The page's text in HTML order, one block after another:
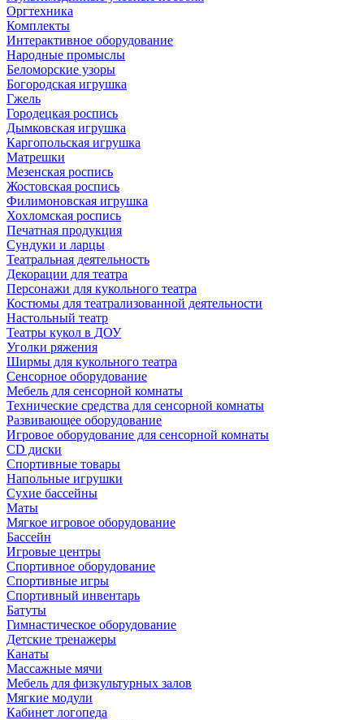
Оргтехника
Комплекты
Интерактивное оборудование
Народные промыслы
Беломорские узоры
Богородская игрушка
Гжель
Городецкая роспись
Дымковская игрушка
Каргопольская игрушка
Матрешки
Мезенская роспись
Жостовская роспись
Филимоновская игрушка
Хохломская роспись
Печатная продукция
Сундуки и ларцы
Театральная деятельность
Декорации для театра
Персонажи для кукольного театра
Костюмы для театрализованной деятельности
Настольный театр
Театры кукол в ДОУ
Уголки ряжения
Ширмы для кукольного театра
Сенсорное оборудование
Мебель для сенсорной комнаты
Технические средства для сенсорной комнаты
Развивающее оборудование
Игровое оборудование для сенсорной комнаты
CD диски
Спортивные товары
Напольные игрушки
Сухие бассейны
Маты
Мягкое игровое оборудование
Бассейн
Игровые центры
Спортивное оборудование
Спортивные игры
Спортивный инвентарь
Батуты
Гимнастическое оборудование
Детские тренажеры
Канаты
Массажные мячи
Мебель для физкультурных залов
Мягкие модули
Кабинет логопеда